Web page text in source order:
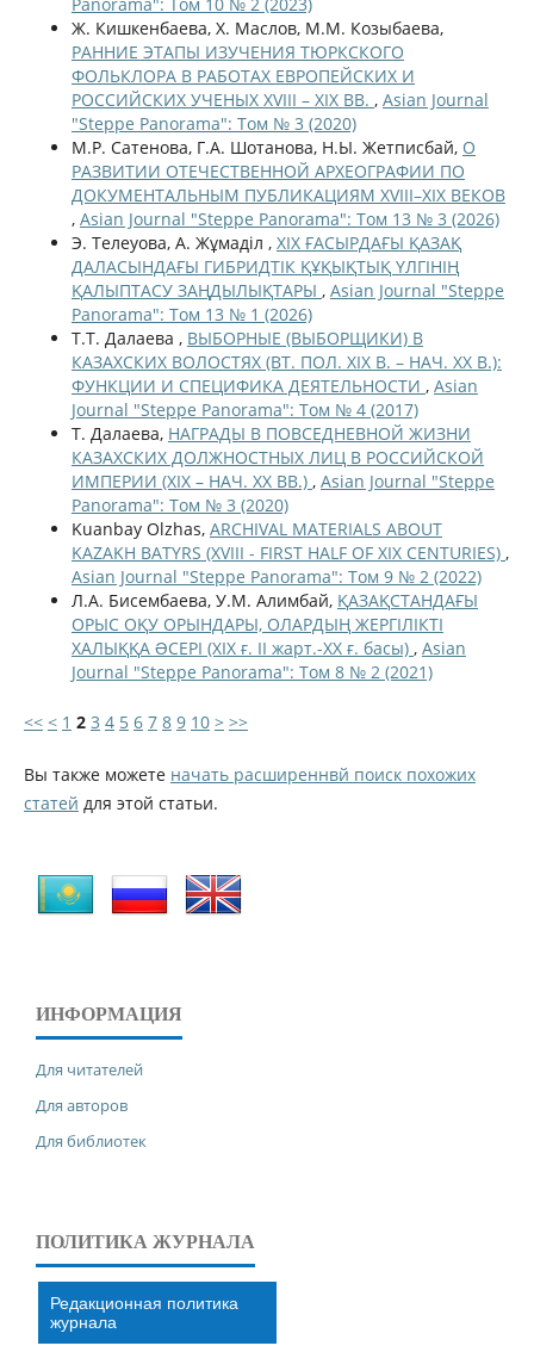
Ж. Кишкенбаева, Х. Маслов, М.М. Козыбаева,
РАННИЕ ЭТАПЫ ИЗУЧЕНИЯ ТЮРКСКОГО
ФОЛЬКЛОРА В РАБОТАХ ЕВРОПЕЙСКИХ И
РОССИЙСКИХ УЧЕНЫХ XVIII – XIX ВВ. , Asian Journal
"Steppe Panorama": Том № 3 (2020)
М.Р. Сатенова, Г.А. Шотанова, Н.Ы. Жетписбай, О
РАЗВИТИИ ОТЕЧЕСТВЕННОЙ АРХЕОГРАФИИ ПО
ДОКУМЕНТАЛЬНЫМ ПУБЛИКАЦИЯМ XVIII–XIX ВЕКОВ
, Asian Journal "Steppe Panorama": Том 13 № 3 (2026)
Э. Телеуова, А. Жұмаділ , XIX ҒАСЫРДАҒЫ ҚАЗАҚ
ДАЛАСЫНДАҒЫ ГИБРИДТІК ҚҰҚЫҚТЫҚ ҮЛГІНІҢ
ҚАЛЫПТАСУ ЗАҢДЫЛЫҚТАРЫ , Asian Journal "Steppe
Panorama": Том 13 № 1 (2026)
Т.Т. Далаева , ВЫБОРНЫЕ (ВЫБОРЩИКИ) В
КАЗАХСКИХ ВОЛОСТЯХ (ВТ. ПОЛ. XIX В. – НАЧ. ХХ В.):
ФУНКЦИИ И СПЕЦИФИКА ДЕЯТЕЛЬНОСТИ , Asian
Journal "Steppe Panorama": Том № 4 (2017)
Т. Далаева, НАГРАДЫ В ПОВСЕДНЕВНОЙ ЖИЗНИ
КАЗАХСКИХ ДОЛЖНОСТНЫХ ЛИЦ В РОССИЙСКОЙ
ИМПЕРИИ (XIX – НАЧ. XX ВВ.) , Asian Journal "Steppe
Panorama": Том № 3 (2020)
Kuanbay Olzhas, ARCHIVAL MATERIALS ABOUT
KAZAKH BATYRS (XVIII - FIRST HALF OF XIX CENTURIES) ,
Asian Journal "Steppe Panorama": Том 9 № 2 (2022)
Л.А. Бисембаева, У.М. Алимбай, ҚАЗАҚСТАНДАҒЫ
ОРЫС ОҚУ ОРЫНДАРЫ, ОЛАРДЫҢ ЖЕРГІЛІКТІ
ХАЛЫҚҚА ƏСЕРІ (ХІХ ғ. ІІ жарт.-ХХ ғ. басы) , Asian
Journal "Steppe Panorama": Том 8 № 2 (2021)
<< < 1 2 3 4 5 6 7 8 9 10 > >>
Вы также можете начать расширеннвй поиск похожих
статей для этой статьи.
ИНФОРМАЦИЯ
Для читателей
Для авторов
Для библиотек
ПОЛИТИКА ЖУРНАЛА
Редакционная политика
журнала